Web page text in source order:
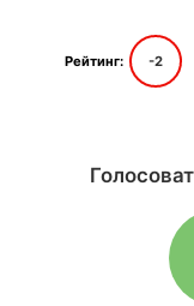
Рейтинг: -2